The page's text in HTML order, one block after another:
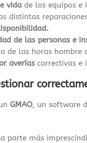
vidade los equipos e
distintas
de las personas e
de las horas hombre
averías correctivas e
GMAO, un software
parte más